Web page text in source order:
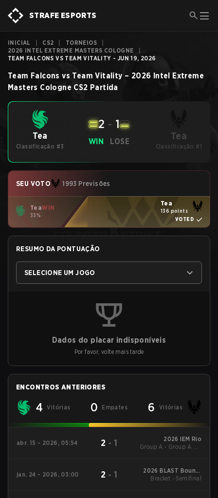
STRAFE ESPORTS
INICIAL CS2 TORNEIOS
2026 INTEL EXTREME MASTERS COLOGNE
TEAM FALCONS VS TEAM VITALITY - JUN 19, 2026
Team Falcons vs Team Vitality – 2026 Intel Extreme
Masters Cologne CS2 Partida
Tea
Classificação #3
WIN
2 - 1
LOSE Tea
Classificação #1
SEU VOTO 1993 Previsões
TeaWIN
33%
Tea
136 points
VOTED
RESUMO DA PONTUAÇÃO
SELECIONE UM JOGO
Dados do placar indisponíveis
Por favor, volte mais tarde
ENCONTROS ANTERIORES
4 Vitórias 0 Empates 6 Vitórias
abr. 15 - 2026, 05:54 2 - 1
2026 IEM Rio
Group A - Group A UB
jan. 24 - 2026, 03:00 2 - 1
2026 BLAST Bounty
Season 1
Bracket - Semifinal